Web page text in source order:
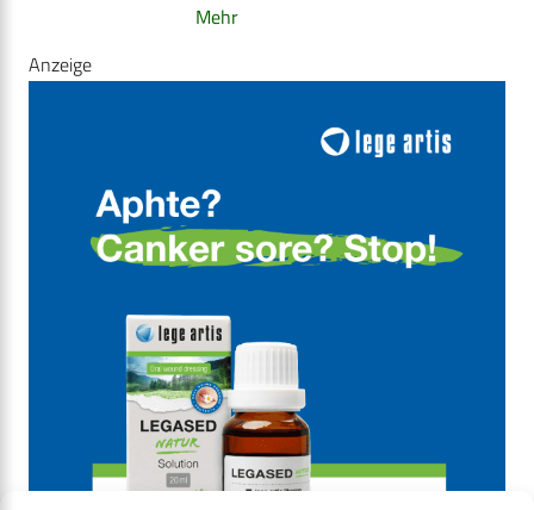
Mehr
Anzeige